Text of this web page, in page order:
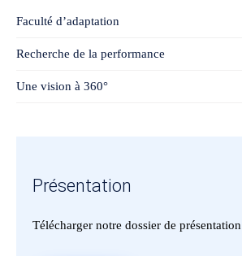
Faculté d’adaptation
Recherche de la performance
Une vision à 360°
Présentation
Télécharger notre dossier de présentation